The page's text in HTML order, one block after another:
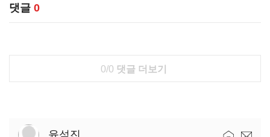
댓글 0
0/0 댓글 더보기
윤석진